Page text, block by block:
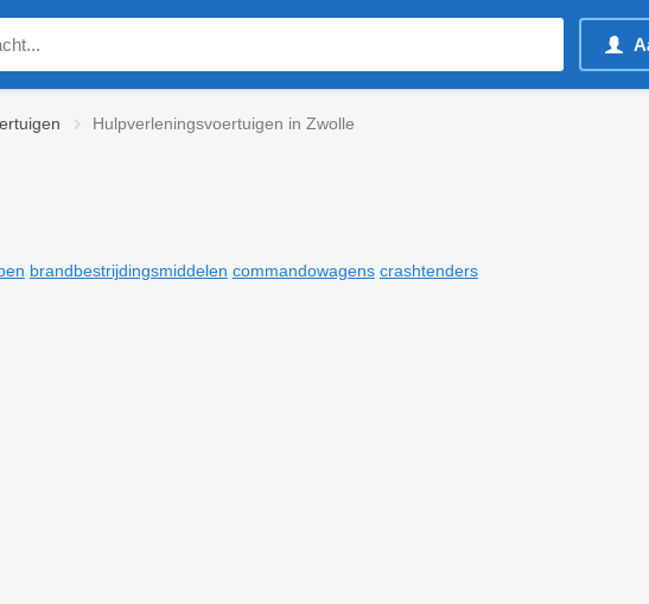
Hulpverleningsvoertuigen in Zwolle
brandbestrijdingsmiddelen commandowagens crashtenders